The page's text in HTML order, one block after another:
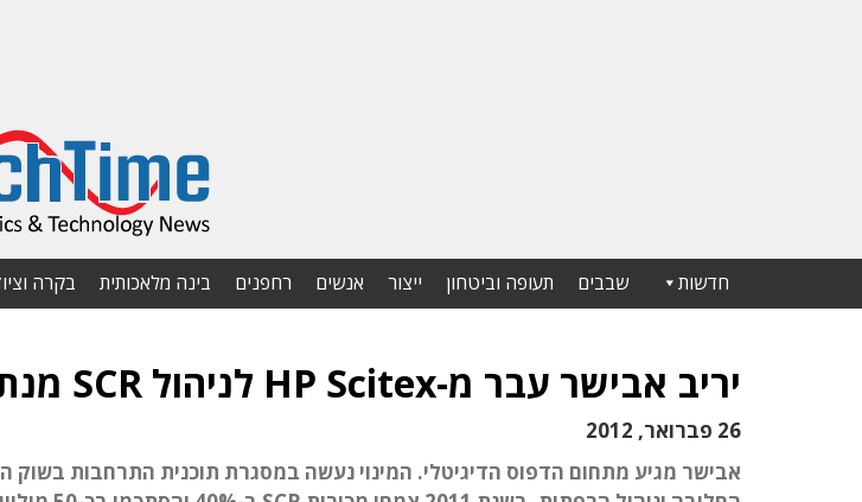
חדשות שבבים תעופה וביטחון ייצור אנשים רחפנים בינה מלאכותית בקרה
יריב אבישר עבר מ-HP Scitex לניהול SCR מנתניה
26 פברואר, 2012
אבישר מגיע מתחום הדפוס הדיגיטלי. המינוי נעשה במסגרת תוכנית התרחבות בשוק